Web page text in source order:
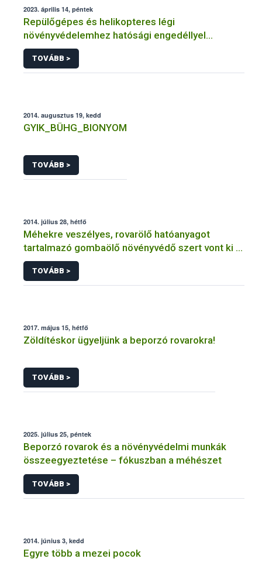
2023. április 14, péntek
Repülőgépes és helikopteres légi
növényvédelemhez hatósági engedéllyel
rendelkező szervezetek
TOVÁBB >
2014. augusztus 19, kedd
GYIK_BÜHG_BIONYOM
TOVÁBB >
2014. július 28, hétfő
Méhekre veszélyes, rovarölő hatóanyagot
tartalmazó gombaölő növényvédő szert vont ki a
forgalomból a NÉBIH
TOVÁBB >
2017. május 15, hétfő
Zöldítéskor ügyeljünk a beporzó rovarokra!
TOVÁBB >
2025. július 25, péntek
Beporzó rovarok és a növényvédelmi munkák
összeegyeztetése – fókuszban a méhészet
TOVÁBB >
2014. június 3, kedd
Egyre több a mezei pocok